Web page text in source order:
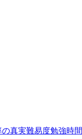
真実難易度勉強時間